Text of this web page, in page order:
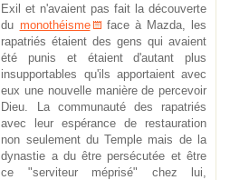
Exil et n'avaient pas fait la découverte
du monothéisme
face à Mazda, les
rapatriés étaient des gens qui avaient
été punis et étaient d'autant plus
insupportables qu'ils apportaient avec
eux une nouvelle manière de percevoir
Dieu. La communauté des rapatriés
avec leur espérance de restauration
non seulement du Temple mais de la
dynastie a du être persécutée et être
ce "serviteur méprisé" chez lui,